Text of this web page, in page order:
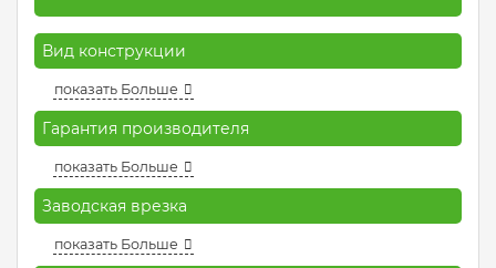
Вид конструкции
показать Больше
Гарантия производителя
показать Больше
Заводская врезка
показать Больше